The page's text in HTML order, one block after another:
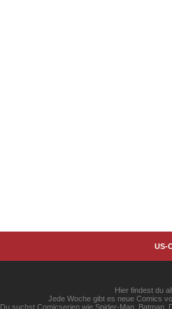
US-
Hier findest du
Jede Woche gibt es neue Comics
Du suchst Comicserien wie Spider-Man, Batman,